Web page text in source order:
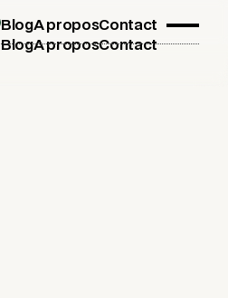
Blog
Blog
A propos
A propos
Contact
Contact